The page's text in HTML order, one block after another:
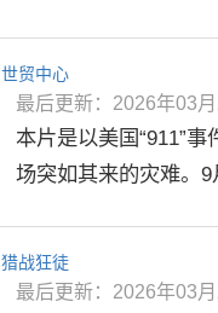
世贸中心
最后更新：2026年03月
本片是以美国“911”
场突如其来的灾难。9
猎战狂徒
最后更新：2026年03月